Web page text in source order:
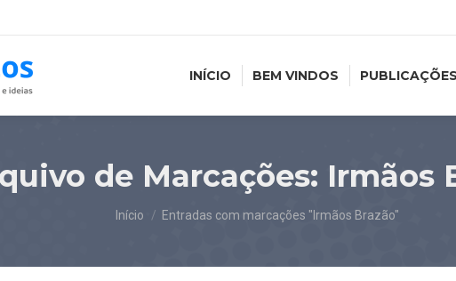
INÍCIO BEM VINDOS PUBLICAÇÕES
de Marcações: Irmãos
Você está aqui:
Início Entradas com marcações "Irmãos Brazão"